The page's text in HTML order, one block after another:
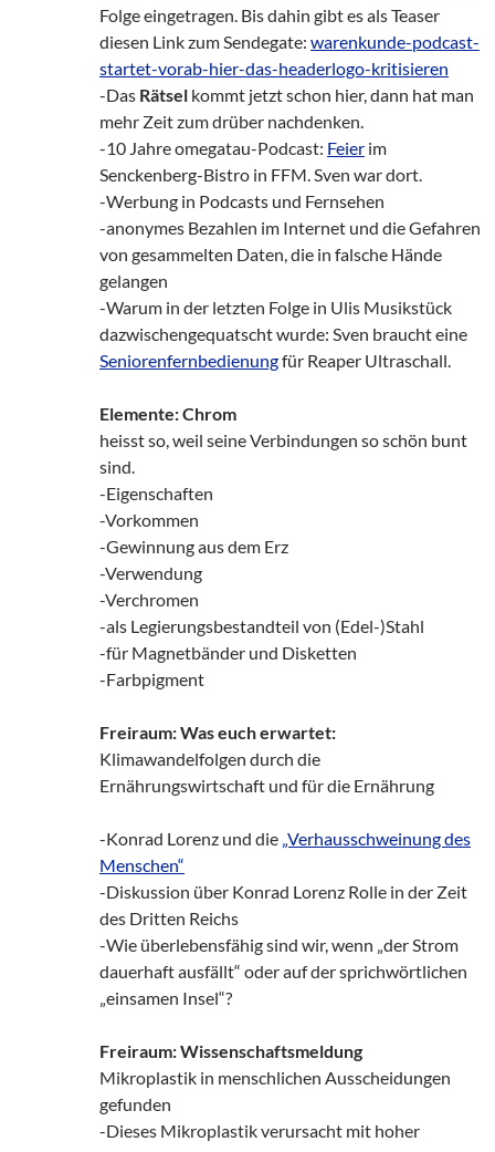
Folge eingetragen. Bis dahin gibt es als Teaser
diesen Link zum Sendegate: warenkunde-podcast-
startet-vorab-hier-das-headerlogo-kritisieren
-Das Rätsel kommt jetzt schon hier, dann hat man
mehr Zeit zum drüber nachdenken.
-10 Jahre omegatau-Podcast: Feier im
Senckenberg-Bistro in FFM. Sven war dort.
-Werbung in Podcasts und Fernsehen
-anonymes Bezahlen im Internet und die Gefahren
von gesammelten Daten, die in falsche Hände
gelangen
-Warum in der letzten Folge in Ulis Musikstück
dazwischengequatscht wurde: Sven braucht eine
Seniorenfernbedienungfür Reaper Ultraschall.
Elemente: Chrom
heisst so, weil seine Verbindungen so schön bunt
sind.
-Eigenschaften
-Vorkommen
-Gewinnung aus dem Erz
-Verwendung
-Verchromen
-als Legierungsbestandteil von (Edel-)Stahl
-für Magnetbänder und Disketten
-Farbpigment
Freiraum: Was euch erwartet:
Klimawandelfolgen durch die
Ernährungswirtschaft und für die Ernährung
-Konrad Lorenz und die „Verhausschweinung des
Menschen“
-Diskussion über Konrad Lorenz Rolle in der Zeit
des Dritten Reichs
-Wie überlebensfähig sind wir, wenn „der Strom
dauerhaft ausfällt“ oder auf der sprichwörtlichen
„einsamen Insel“?
Freiraum: Wissenschaftsmeldung
Mikroplastik in menschlichen Ausscheidungen
gefunden
-Dieses Mikroplastik verursacht mit hoher